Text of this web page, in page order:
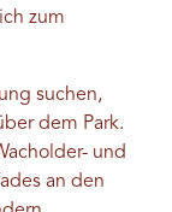
zum
suchen,
dem Park.
und
an den